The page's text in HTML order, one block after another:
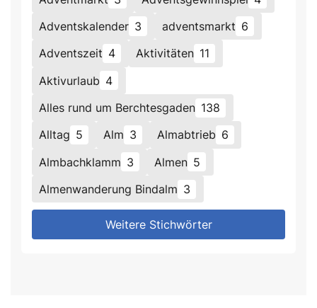
Adventskalender 3 adventsmarkt 6
Adventszeit 4 Aktivitäten 11
Aktivurlaub 4
Alles rund um Berchtesgaden 138
Alltag 5 Alm 3 Almabtrieb 6
Almbachklamm 3 Almen 5
Almenwanderung Bindalm 3
Weitere Stichwörter